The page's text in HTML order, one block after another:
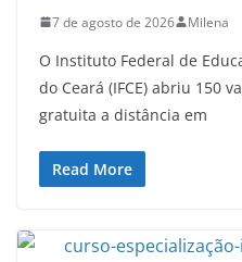
7 de agosto de 2026 Milena
O Instituto Federal de
do Ceará (IFCE) abriu 150
gratuita a distância em
Read More